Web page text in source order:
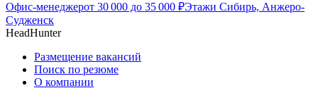
Офис-менеджерот 30 000 до 35 000 ₽Этажи Сибирь, Анжеро-
Судженск
HeadHunter
Размещение вакансий
Поиск по резюме
О компании